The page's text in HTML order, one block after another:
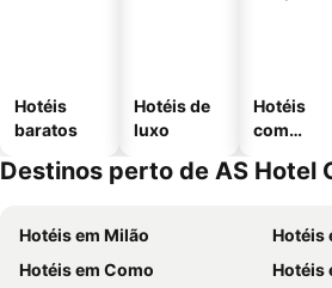
Hotéis
baratos
Hotéis de
luxo
Hotéis
com
Destinos perto de AS Hotel
Hotéis em Milão
Hotéis
Hotéis em Como
Hotéis